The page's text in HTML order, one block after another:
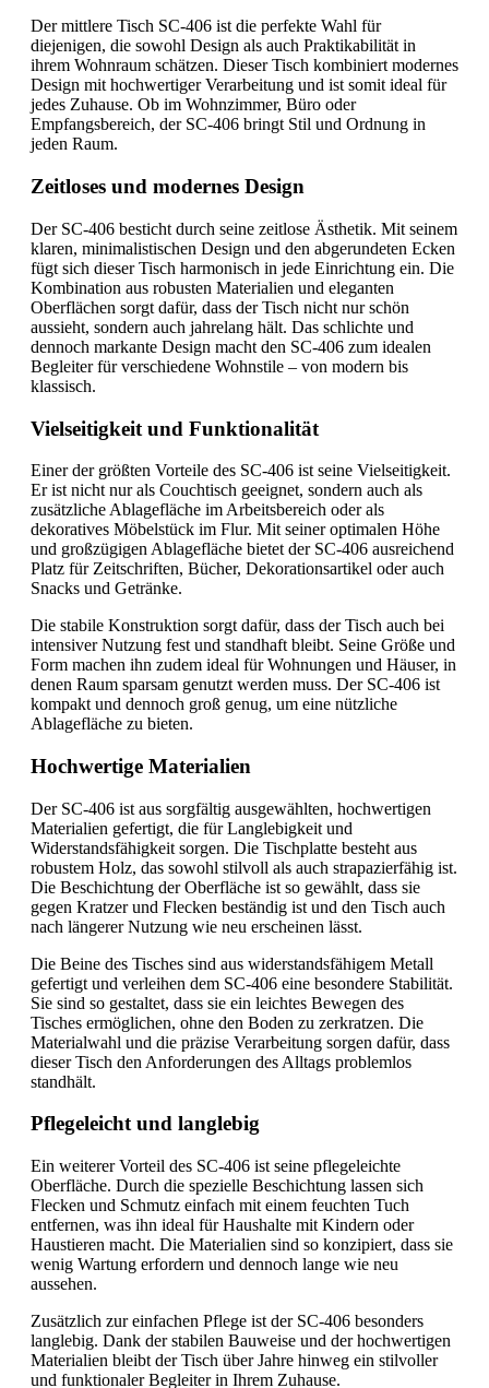
Der mittlere Tisch SC-406 ist die perfekte Wahl für
diejenigen, die sowohl Design als auch Praktikabilität in
ihrem Wohnraum schätzen. Dieser Tisch kombiniert modernes
Design mit hochwertiger Verarbeitung und ist somit ideal für
jedes Zuhause. Ob im Wohnzimmer, Büro oder
Empfangsbereich, der SC-406 bringt Stil und Ordnung in
jeden Raum.
Zeitloses und modernes Design
Der SC-406 besticht durch seine zeitlose Ästhetik. Mit seinem
klaren, minimalistischen Design und den abgerundeten Ecken
fügt sich dieser Tisch harmonisch in jede Einrichtung ein. Die
Kombination aus robusten Materialien und eleganten
Oberflächen sorgt dafür, dass der Tisch nicht nur schön
aussieht, sondern auch jahrelang hält. Das schlichte und
dennoch markante Design macht den SC-406 zum idealen
Begleiter für verschiedene Wohnstile – von modern bis
klassisch.
Vielseitigkeit und Funktionalität
Einer der größten Vorteile des SC-406 ist seine Vielseitigkeit.
Er ist nicht nur als Couchtisch geeignet, sondern auch als
zusätzliche Ablagefläche im Arbeitsbereich oder als
dekoratives Möbelstück im Flur. Mit seiner optimalen Höhe
und großzügigen Ablagefläche bietet der SC-406 ausreichend
Platz für Zeitschriften, Bücher, Dekorationsartikel oder auch
Snacks und Getränke.
Die stabile Konstruktion sorgt dafür, dass der Tisch auch bei
intensiver Nutzung fest und standhaft bleibt. Seine Größe und
Form machen ihn zudem ideal für Wohnungen und Häuser, in
denen Raum sparsam genutzt werden muss. Der SC-406 ist
kompakt und dennoch groß genug, um eine nützliche
Ablagefläche zu bieten.
Hochwertige Materialien
Der SC-406 ist aus sorgfältig ausgewählten, hochwertigen
Materialien gefertigt, die für Langlebigkeit und
Widerstandsfähigkeit sorgen. Die Tischplatte besteht aus
robustem Holz, das sowohl stilvoll als auch strapazierfähig ist.
Die Beschichtung der Oberfläche ist so gewählt, dass sie
gegen Kratzer und Flecken beständig ist und den Tisch auch
nach längerer Nutzung wie neu erscheinen lässt.
Die Beine des Tisches sind aus widerstandsfähigem Metall
gefertigt und verleihen dem SC-406 eine besondere Stabilität.
Sie sind so gestaltet, dass sie ein leichtes Bewegen des
Tisches ermöglichen, ohne den Boden zu zerkratzen. Die
Materialwahl und die präzise Verarbeitung sorgen dafür, dass
dieser Tisch den Anforderungen des Alltags problemlos
standhält.
Pflegeleicht und langlebig
Ein weiterer Vorteil des SC-406 ist seine pflegeleichte
Oberfläche. Durch die spezielle Beschichtung lassen sich
Flecken und Schmutz einfach mit einem feuchten Tuch
entfernen, was ihn ideal für Haushalte mit Kindern oder
Haustieren macht. Die Materialien sind so konzipiert, dass sie
wenig Wartung erfordern und dennoch lange wie neu
aussehen.
Zusätzlich zur einfachen Pflege ist der SC-406 besonders
langlebig. Dank der stabilen Bauweise und der hochwertigen
Materialien bleibt der Tisch über Jahre hinweg ein stilvoller
und funktionaler Begleiter in Ihrem Zuhause.